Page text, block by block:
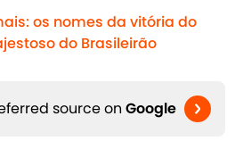
os nomes da vitória do
do Brasileirão
source on Google